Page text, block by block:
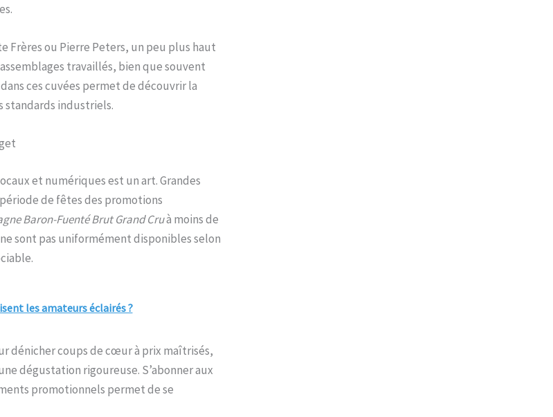
Frères ou Pierre Peters, un peu plus haut
travaillés, bien que souvent
ces cuvées permet de découvrir la
standards industriels.
et numériques est un art. Grandes
de fêtes des promotions
Baron-Fuenté Brut Grand Cruà moins de
sont pas uniformément disponibles selon
les amateurs éclairés ?
dénicher coups de cœur à prix maîtrisés,
dégustation rigoureuse. S’abonner aux
promotionnels permet de se